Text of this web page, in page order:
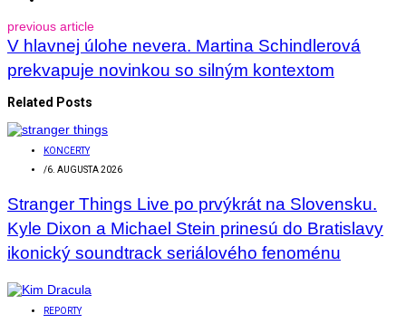
previous article
V hlavnej úlohe nevera. Martina Schindlerová
prekvapuje novinkou so silným kontextom
Related Posts
KONCERTY
/6. AUGUSTA 2026
Stranger Things Live po prvýkrát na Slovensku.
Kyle Dixon a Michael Stein prinesú do Bratislavy
ikonický soundtrack seriálového fenoménu
REPORTY